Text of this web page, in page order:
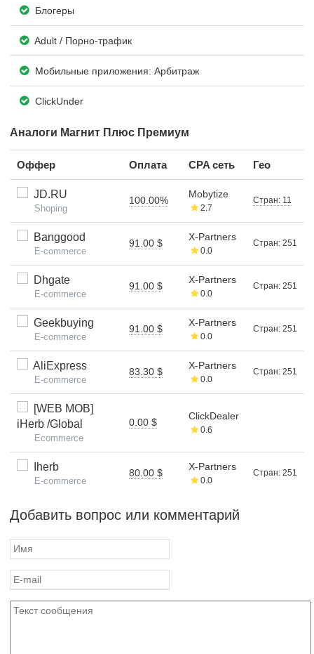
Блогеры
Adult / Порно-трафик
Мобильные приложения: Арбитраж
ClickUnder
Аналоги Магнит Плюс Премиум
Оффер Оплата CPA сеть Гео
JD.RU
Shoping
100.00%
Mobytize
2.7
Стран: 11
Banggood
E-commerce
91.00 $
X-Partners
0.0
Стран: 251
Dhgate
E-commerce
91.00 $
X-Partners
0.0
Стран: 251
Geekbuying
E-commerce
91.00 $
X-Partners
0.0
Стран: 251
AliExpress
E-commerce
83.30 $
X-Partners
0.0
Стран: 251
[WEB MOB]
iHerb /Global
Ecommerce
0.00 $
ClickDealer
0.6
Iherb
E-commerce
80.00 $
X-Partners
0.0
Стран: 251
Добавить вопрос или комментарий